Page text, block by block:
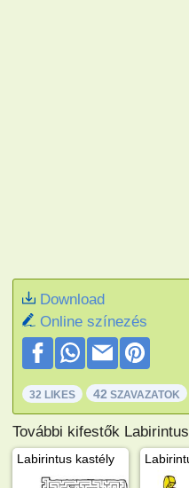
Download
Online színezés
32 LIKES 42 SZAVAZATOK
További kifestők Labirintus
Labirintus kastély